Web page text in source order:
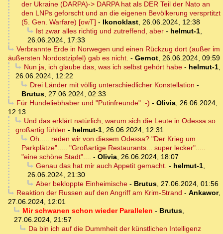
der Ukraine (DARPA)-> DARPA hat als DER Teil der Nato an
den LNPs geforscht und an die eigenen Bevölkerung versprtitzt
(5. Gen. Warfare) [owT] - Ikonoklast, 26.06.2024, 12:38
Ist zwar alles richtig und zutreffend, aber- helmut-1,
26.06.2024, 17:33
Verbrannte Erde in Norwegen und einen Rückzug dort (außer im
äußersten Nordostzipfel) gab es nicht. - Gernot, 26.06.2024, 09:59
Nun ja, ich glaube das, was ich selbst gehört habe- helmut-1,
26.06.2024, 12:22
Drei Länder mit völlig unterschiedlicher Konstellation -
Brutus, 27.06.2024, 02:33
Für Hundeliebhaber und "Putinfreunde" :-) - Olivia, 26.06.2024,
12:13
Und das erklärt natürlich, warum sich die Leute in Odessa so
großartig fühlen - helmut-1, 26.06.2024, 12:31
Oh..... reden wir von diesem Odessa? "Der Krieg um
Parkplätze"..... "Großartige Restaurants... super lecker".....
"eine schöne Stadt".... - Olivia, 26.06.2024, 18:07
Genau das hat mir auch Appetit gemacht. - helmut-1,
26.06.2024, 21:30
Aber bekloppte Einheimische- Brutus, 27.06.2024, 01:56
Reaktion der Russen auf den Angriff am Krim-Strand - Ankawor,
27.06.2024, 12:01
Mir schwanen schon wieder Parallelen - Brutus,
27.06.2024, 21:57
Da bin ich auf die Dummheit der künstlichen Intelligenz